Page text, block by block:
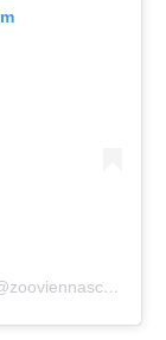
A post shared by Tiergarten Schönbrunn (@zooviennaschonbrunn)